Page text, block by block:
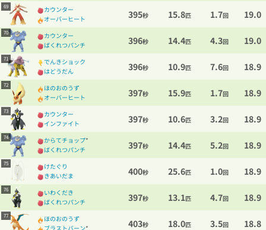
69
カウンター
オーバーヒート
395秒 15.8匹 1.7回 19.0
70
カウンター
ばくれつパンチ
396秒 14.4匹 4.3回 19.0
71
でんきショック
はどうだん
396秒 10.9匹 7.6回 18.9
72
ほのおのうず
オーバーヒート
397秒 15.9匹 1.7回 18.9
73
カウンター
インファイト
397秒 10.6匹 3.2回 18.9
74 からてチョップ*
ばくれつパンチ
397秒 14.4匹 5.2回 18.9
75
けたぐり
きあいだま
400秒 25.6匹 1.0回 18.9
76
いわくだき
ばくれつパンチ
397秒 13.1匹 4.7回 18.9
77
ほのおのうず
ブラストバーン* 403秒 18.0匹 3.5回 18.8